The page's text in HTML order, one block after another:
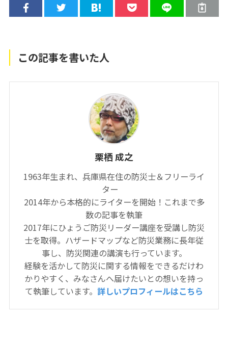
この記事を書いた人
栗栖 成之
1963年生まれ、兵庫県在住の防災士＆フリーライ
ター
2014年から本格的にライターを開始！これまで多
数の記事を執筆
2017年にひょうご防災リーダー講座を受講し防災
士を取得。ハザードマップなど防災業務に長年従
事し、防災関連の講演も行っています。
経験を活かして防災に関する情報をできるだけわ
かりやすく、みなさんへ届けたいとの想いを持っ
て執筆しています。 詳しいプロフィールはこちら